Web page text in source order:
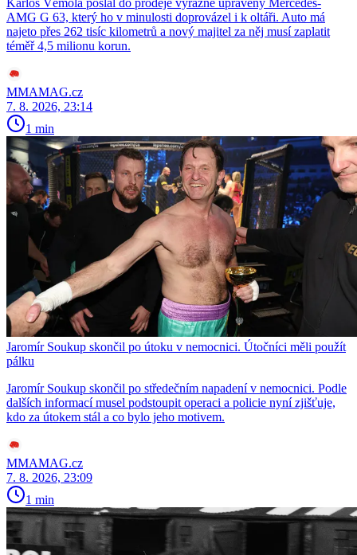
Karlos Vémola poslal do prodeje výrazně upravený Mercedes-
AMG G 63, který ho v minulosti doprovázel i k oltáři. Auto má
najeto přes 262 tisíc kilometrů a nový majitel za něj musí zaplatit
téměř 4,5 milionu korun.
MMAMAG.cz
7. 8. 2026, 23:14
1 min
Jaromír Soukup skončil po útoku v nemocnici. Útočníci měli použít
pálku
Jaromír Soukup skončil po středečním napadení v nemocnici. Podle
dalších informací musel podstoupit operaci a policie nyní zjišťuje,
kdo za útokem stál a co bylo jeho motivem.
MMAMAG.cz
7. 8. 2026, 23:09
1 min